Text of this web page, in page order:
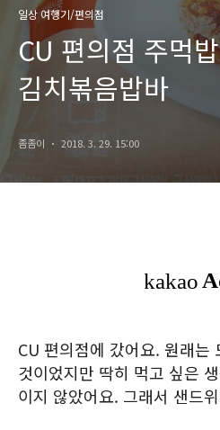
일상 여행기/편의점
CU 편의점 주먹
김치볶음밥바
좀좀이 2018. 3. 29. 15:00
CU 편의점에 갔어요. 원래는
것이었지만 딱히 먹고 싶은
이지 않았어요. 그래서 샌드